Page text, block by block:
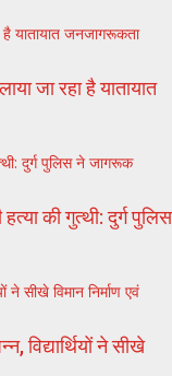
यातायात जनजागरूकता
जा रहा है यातायात
दुर्ग पुलिस ने जागरूक
की गुत्थी: दुर्ग पुलिस
ने सीखे विमान निर्माण एवं
विद्यार्थियों ने सीखे